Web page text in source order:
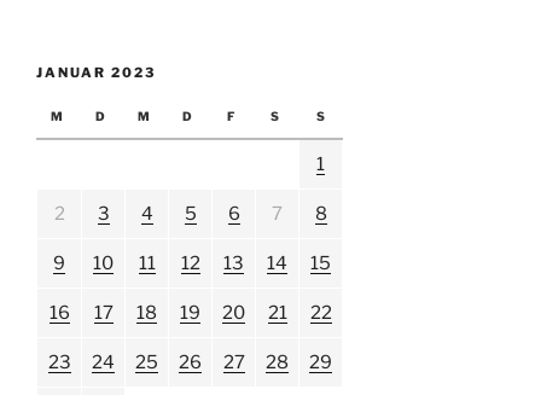
JANUAR 2023
M D M D F S S
1
2 3 4 5 6 7 8
9 10 11 12 13 14 15
16 17 18 19 20 21 22
23 24 25 26 27 28 29